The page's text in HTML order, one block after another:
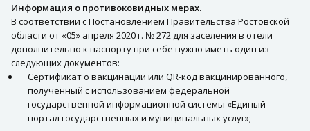
Информация о противоковидных мерах.
В соответствии с Постановлением Правительства Ростовской
области от «05» апреля 2020 г. № 272 для заселения в отели
дополнительно к паспорту при себе нужно иметь один из
следующих документов:
Сертификат о вакцинации или QR-код вакцинированного,
полученный с использованием федеральной
государственной информационной системы «Единый
портал государственных и муниципальных услуг»;